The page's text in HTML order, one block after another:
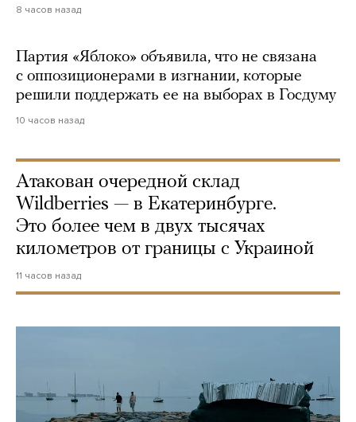
8 часов назад
Партия «Яблоко» объявила, что не связана
с оппозиционерами в изгнании, которые
решили поддержать ее на выборах в Госдуму
10 часов назад
Атакован очередной склад
Wildberries — в Екатеринбурге.
Это более чем в двух тысячах
километров от границы с Украиной
11 часов назад